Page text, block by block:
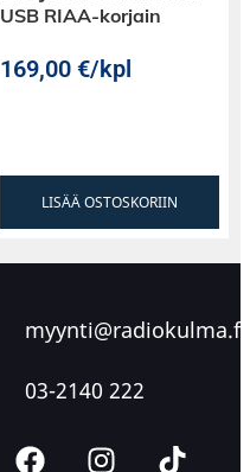
USB RIAA-korjain
169,00€/kpl
LISÄÄ OSTOSKORIIN
myynti@radiokulma.fi
03-2140 222